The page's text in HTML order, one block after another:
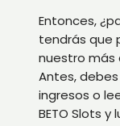
Entonces,
tendrás que
nuestro más
Antes,
ingresos o
BETO Slots